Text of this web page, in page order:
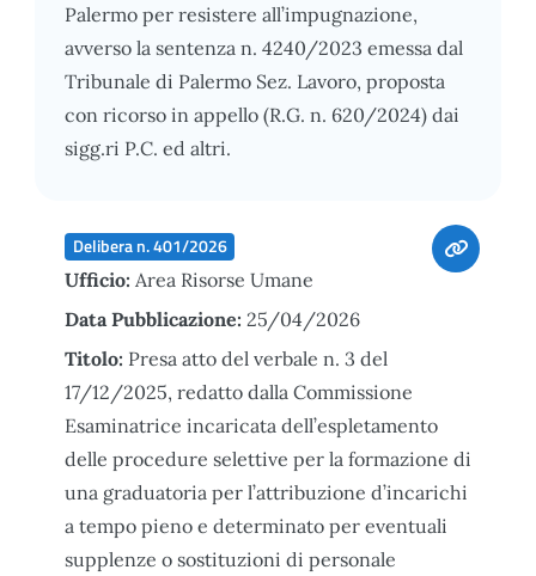
Palermo per resistere all’impugnazione,
avverso la sentenza n. 4240/2023 emessa dal
Tribunale di Palermo Sez. Lavoro, proposta
con ricorso in appello (R.G. n. 620/2024) dai
sigg.ri P.C. ed altri.
Delibera n. 401/2026
Ufficio: Area Risorse Umane
Data Pubblicazione: 25/04/2026
Titolo: Presa atto del verbale n. 3 del
17/12/2025, redatto dalla Commissione
Esaminatrice incaricata dell’espletamento
delle procedure selettive per la formazione di
una graduatoria per l’attribuzione d’incarichi
a tempo pieno e determinato per eventuali
supplenze o sostituzioni di personale